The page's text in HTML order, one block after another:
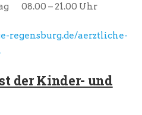
08.00 – 21.00 Uhr
regensburg.de/aerztliche-
der Kinder- und